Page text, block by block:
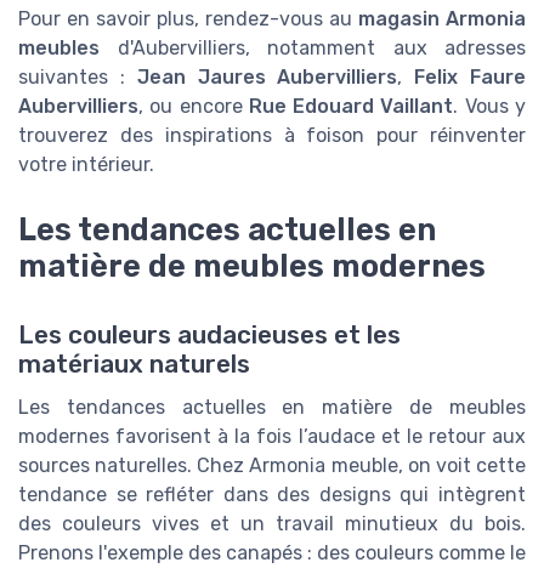
Pour en savoir plus, rendez-vous au magasin Armonia
meubles d'Aubervilliers, notamment aux adresses
suivantes : Jean Jaures Aubervilliers,
Felix Faure
Aubervilliers, ou encore Rue Edouard Vaillant. Vous y
trouverez des inspirations à foison pour réinventer
votre intérieur.
Les tendances actuelles en
matière de meubles modernes
Les couleurs audacieuses et les
matériaux naturels
Les tendances actuelles en matière de meubles
modernes favorisent à la fois l’audace et le retour aux
sources naturelles. Chez Armonia meuble, on voit cette
tendance se refléter dans des designs qui intègrent
des couleurs vives et un travail minutieux du bois.
Prenons l'exemple des canapés : des couleurs comme le